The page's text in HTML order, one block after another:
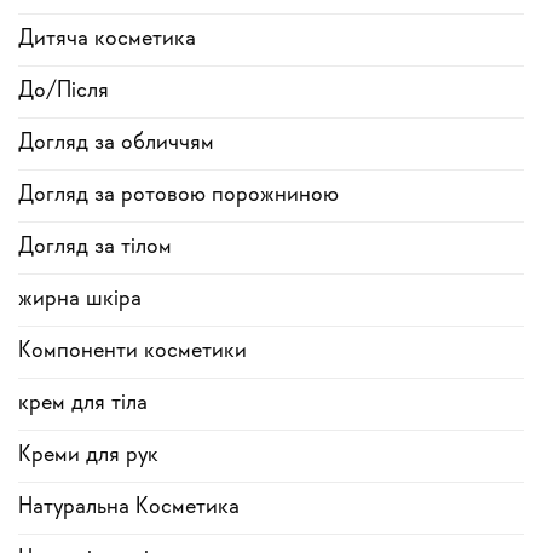
Дитяча косметика
До/Після
Догляд за обличчям
Догляд за ротовою порожниною
Догляд за тілом
жирна шкіра
Компоненти косметики
крем для тіла
Креми для рук
Натуральна Косметика